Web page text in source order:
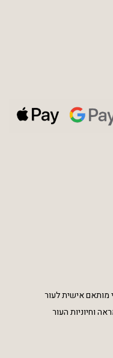
מותאם אישית לעור
וחיוניות העור